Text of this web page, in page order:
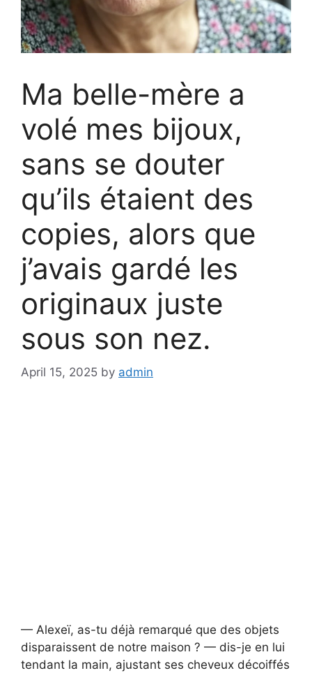
Ma belle-mère a
volé mes bijoux,
sans se douter
qu’ils étaient des
copies, alors que
j’avais gardé les
originaux juste
sous son nez.
April 15, 2025 by admin
— Alexeï, as-tu déjà remarqué que des objets
disparaissent de notre maison ? — dis-je en lui
tendant la main, ajustant ses cheveux décoiffés